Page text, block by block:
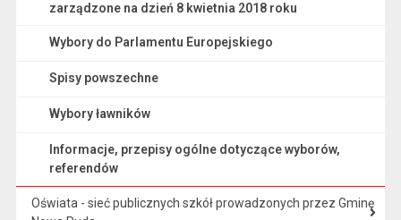
zarządzone na dzień 8 kwietnia 2018 roku
Wybory do Parlamentu Europejskiego
Spisy powszechne
Wybory ławników
Informacje, przepisy ogólne dotyczące wyborów,
referendów
Oświata - sieć publicznych szkół prowadzonych przez Gminę